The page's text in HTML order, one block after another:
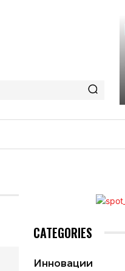
CATEGORIES
Инновации